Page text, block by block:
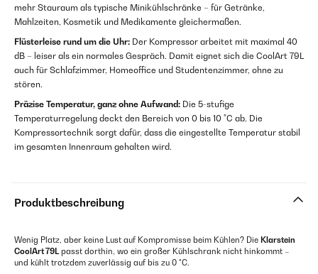
mehr Stauraum als typische Minikühlschränke – für Getränke,
Mahlzeiten, Kosmetik und Medikamente gleichermaßen.
Flüsterleise rund um die Uhr: Der Kompressor arbeitet mit maximal 40
dB – leiser als ein normales Gespräch. Damit eignet sich die CoolArt 79L
auch für Schlafzimmer, Homeoffice und Studentenzimmer, ohne zu
stören.
Präzise Temperatur, ganz ohne Aufwand: Die 5-stufige
Temperaturregelung deckt den Bereich von 0 bis 10 °C ab. Die
Kompressortechnik sorgt dafür, dass die eingestellte Temperatur stabil
im gesamten Innenraum gehalten wird.
Produktbeschreibung
Wenig Platz, aber keine Lust auf Kompromisse beim Kühlen? Die Klarstein
CoolArt 79L passt dorthin, wo ein großer Kühlschrank nicht hinkommt –
und kühlt trotzdem zuverlässig auf bis zu 0 °C.